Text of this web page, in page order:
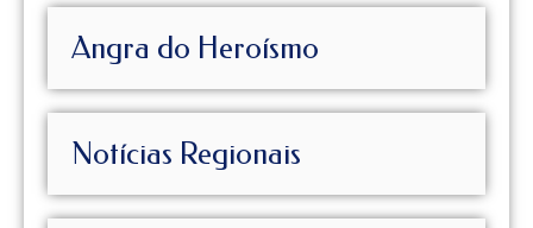
Angra do Heroísmo
Notícias Regionais